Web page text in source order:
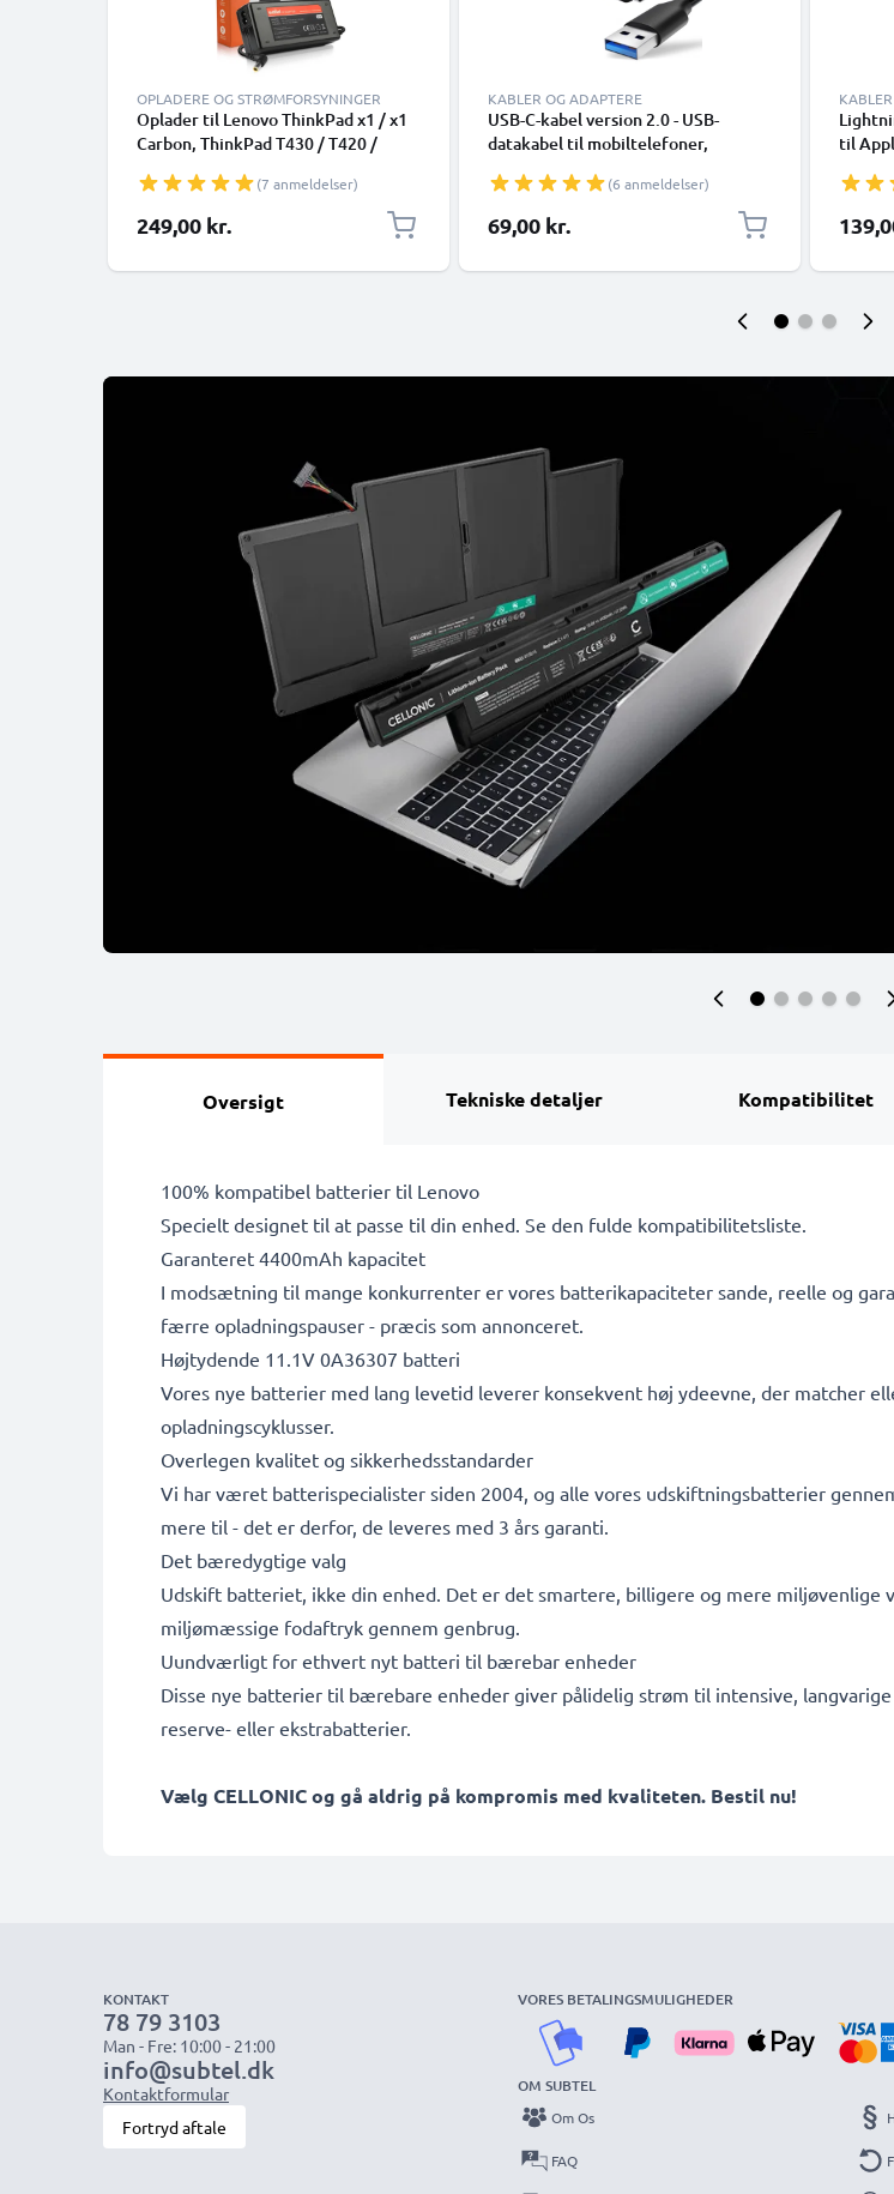
OPLADERE OG STRØMFORSYNINGER
Oplader til Lenovo ThinkPad x1 / x1
Carbon, ThinkPad T430 / T420 /
B590 Laptop / Notebook - 20V 90W
40Y7659 AC Adapter Netforsyning
2.6m Opladningskabel
(7 anmeldelser)
249,00 kr.
KABLER OG ADAPTERE
USB-C-kabel version 2.0 - USB-
datakabel til mobiltelefoner,
Google Pixel), kameraer (Canon,
Panasonic Lumix, Sony, GoPro) og
mange flere - 1,0m 3A-opladerkabel
(6 anmeldelser)
69,00 kr.
til
Oversigt Tekniske detaljer Kompatibilitet
100% kompatibel batterier til Lenovo
Specielt designet til at passe til din enhed. Se den fulde kompatibilitetsliste.
Garanteret 4400mAh kapacitet
I modsætning til mange konkurrenter er vores batterikapaciteter sande, reelle og
færre opladningspauser - præcis som annonceret.
Højtydende 11.1V 0A36307 batteri
Vores nye batterier med lang levetid leverer konsekvent høj ydeevne, der matcher
opladningscyklusser.
Overlegen kvalitet og sikkerhedsstandarder
Vi har været batterispecialister siden 2004, og alle vores udskiftningsbatterier
mere til - det er derfor, de leveres med 3 års garanti.
Det bæredygtige valg
Udskift batteriet, ikke din enhed. Det er det smartere, billigere og mere miljøvenlige
miljømæssige fodaftryk gennem genbrug.
Uundværligt for ethvert nyt batteri til bærebar enheder
Disse nye batterier til bærebare enheder giver pålidelig strøm til intensive,
reserve- eller ekstrabatterier.
Vælg CELLONIC og gå aldrig på kompromis med kvaliteten. Bestil nu!
KONTAKT
78 79 3103
Man - Fre: 10:00 - 21:00
info@subtel.dk
Kontaktformular
Fortryd aftale
VORES BETALINGSMULIGHEDER
OM SUBTEL
Om Os
FAQ